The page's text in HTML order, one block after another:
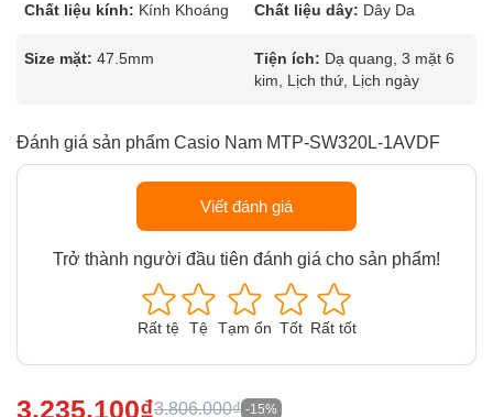
Chất liệu kính: Kính Khoáng Chất liệu dây: Dây Da
Size mặt: 47.5mm Tiện ích: Dạ quang, 3 mặt 6
kim, Lịch thứ, Lịch ngày
Đánh giá sản phẩm Casio Nam MTP-SW320L-1AVDF
Viết đánh giá
Trở thành người đầu tiên đánh giá cho sản phẩm!
Rất tệ Tệ Tạm ổn Tốt Rất tốt
3.235.100₫3.806.000₫ -15%